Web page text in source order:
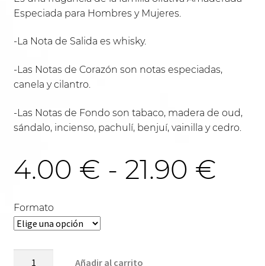
Especiada para Hombres y Mujeres.
-La Nota de Salida es whisky.
-Las Notas de Corazón son notas especiadas,
canela y cilantro.
-Las Notas de Fondo son tabaco, madera de oud,
sándalo, incienso, pachulí, benjuí, vainilla y cedro.
4.00 € - 21.90 €
Formato
Añadir al carrito